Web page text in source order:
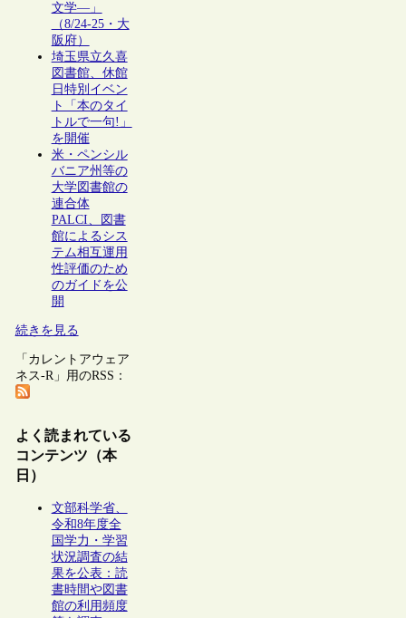
文学―」
（8/24-25・大
阪府）
埼玉県立久喜
図書館、休館
日特別イベン
ト「本のタイ
トルで一句!」
を開催
米・ペンシル
バニア州等の
大学図書館の
連合体
PALCI、図書
館によるシス
テム相互運用
性評価のため
のガイドを公
開
続きを見る
「カレントアウェア
ネス-R」用のRSS：
よく読まれている
コンテンツ（本
日）
文部科学省、
令和8年度全
国学力・学習
状況調査の結
果を公表：読
書時間や図書
館の利用頻度